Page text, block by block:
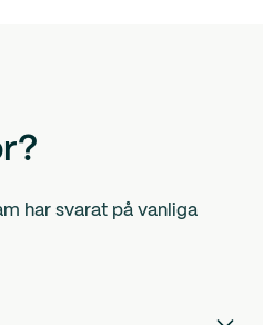
har svarat på vanliga